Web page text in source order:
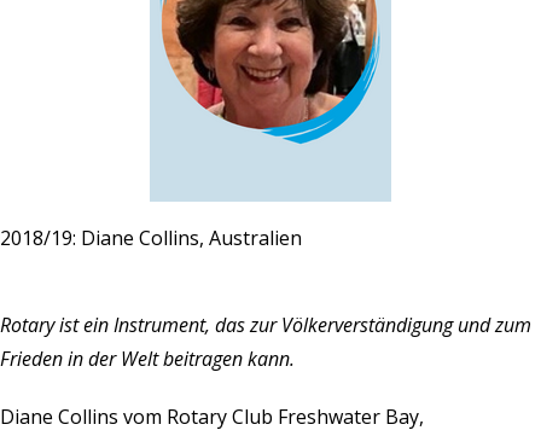
2018/19: Diane Collins, Australien
Rotary ist ein Instrument, das zur Völkerverständigung und zum
Frieden in der Welt beitragen kann.
Diane Collins vom Rotary Club Freshwater Bay,